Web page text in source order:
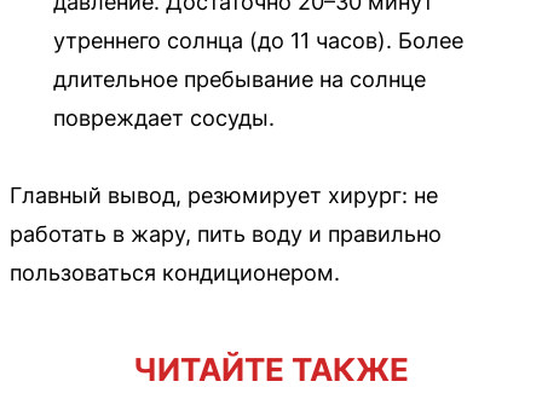
утреннего солнца (до 11 часов). Более
длительное пребывание на солнце
повреждает сосуды.
Главный вывод, резюмирует хирург: не
работать в жару, пить воду и правильно
пользоваться кондиционером.
ЧИТАЙТЕ ТАКЖЕ